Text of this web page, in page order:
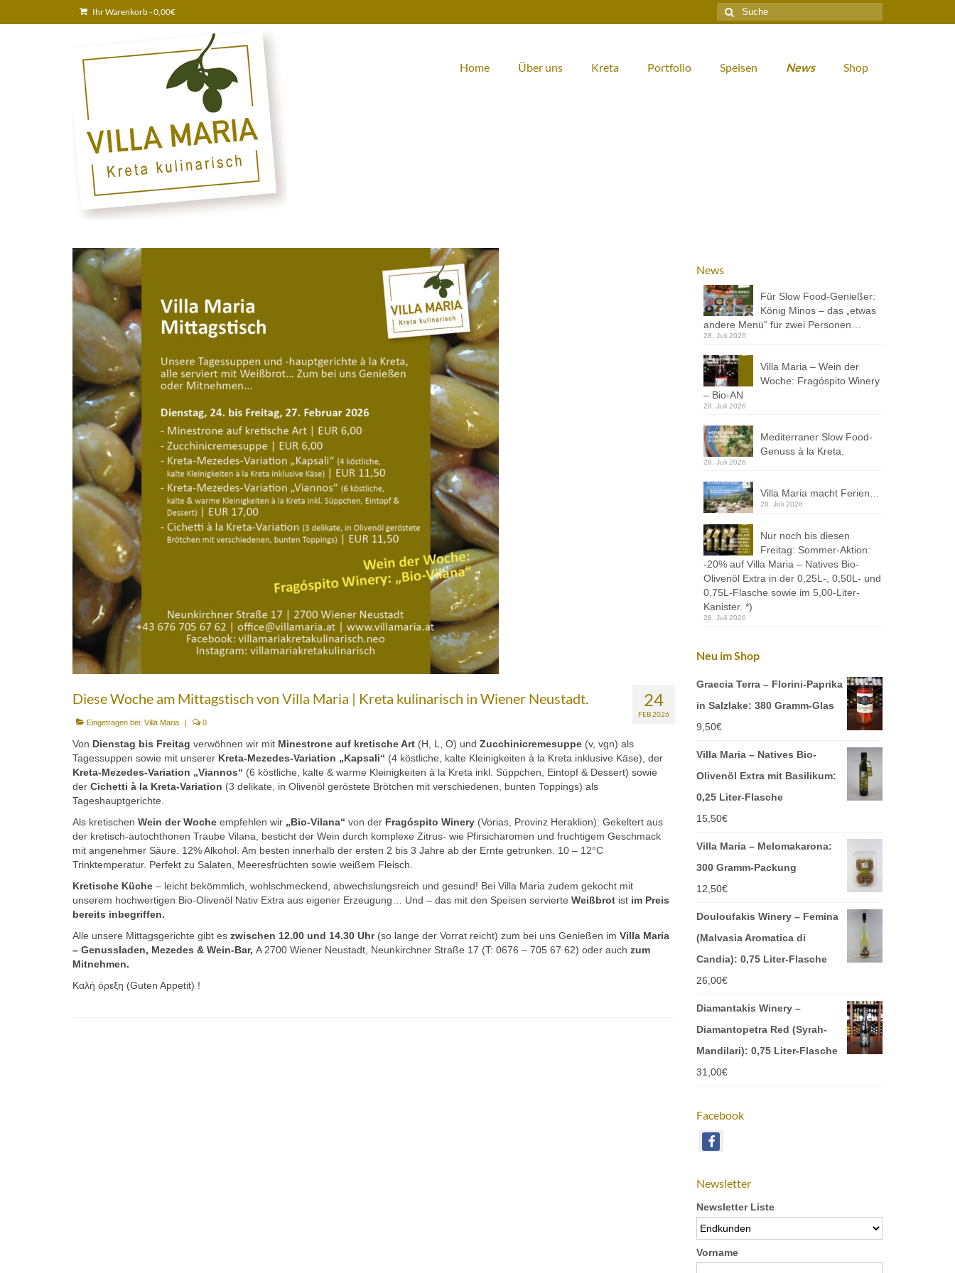
Ihr Warenkorb-0,00€
Suche
nach:
Home Über uns Kreta Portfolio Speisen News Shop
24
FEB 2026
Diese Woche am Mittagstisch von Villa Maria | Kreta kulinarisch in Wiener Neustadt.
Eingetragen bei: Villa Maria | 0
Von Dienstag bis Freitag verwöhnen wir mit Minestrone auf kretische Art (H, L, O) und Zucchinicremesuppe (v, vgn) als
Tagessuppen sowie mit unserer Kreta-Mezedes-Variation „Kapsali“ (4 köstliche, kalte Kleinigkeiten à la Kreta inklusive Käse), der
Kreta-Mezedes-Variation „Viannos“ (6 köstliche, kalte & warme Kleinigkeiten à la Kreta inkl. Süppchen, Eintopf & Dessert) sowie
der Cichetti à la Kreta-Variation (3 delikate, in Olivenöl geröstete Brötchen mit verschiedenen, bunten Toppings) als
Tageshauptgerichte.
Als kretischen Wein der Woche empfehlen wir „Bio-Vilana“ von der Fragóspito Winery (Vorias, Provinz Heraklion): Gekeltert aus
der kretisch-autochthonen Traube Vilana, besticht der Wein durch komplexe Zitrus- wie Pfirsicharomen und fruchtigem Geschmack
mit angenehmer Säure. 12% Alkohol. Am besten innerhalb der ersten 2 bis 3 Jahre ab der Ernte getrunken. 10 – 12°C
Trinktemperatur. Perfekt zu Salaten, Meeresfrüchten sowie weißem Fleisch.
Kretische Küche – leicht bekömmlich, wohlschmeckend, abwechslungsreich und gesund! Bei Villa Maria zudem gekocht mit
unserem hochwertigen Bio-Olivenöl Nativ Extra aus eigener Erzeugung… Und – das mit den Speisen servierte Weißbrot ist im Preis
bereits inbegriffen.
Alle unsere Mittagsgerichte gibt es zwischen 12.00 und 14.30 Uhr(so lange der Vorrat reicht) zum bei uns Genießen im Villa Maria
– Genussladen, Mezedes & Wein-Bar, A 2700 Wiener Neustadt, Neunkirchner Straße 17 (T: 0676 – 705 67 62) oder auch zum
Mitnehmen.
Καλή όρεξη (Guten Appetit) !
News
Für Slow Food-Genießer:
König Minos – das „etwas
andere Menü“ für zwei Personen…
28. Juli 2026
Villa Maria – Wein der
Woche: Fragóspito Winery
– Bio-AN
28. Juli 2026
Mediterraner Slow Food-
Genuss à la Kreta.
28. Juli 2026
Villa Maria macht Ferien…
28. Juli 2026
Nur noch bis diesen
Freitag: Sommer-Aktion:
-20% auf Villa Maria – Natives Bio-
Olivenöl Extra in der 0,25L-, 0,50L- und
0,75L-Flasche sowie im 5,00-Liter-
Kanister. *)
28. Juli 2026
Neu im Shop
Graecia Terra – Florini-Paprika
in Salzlake: 380 Gramm-Glas
9,50€
Villa Maria – Natives Bio-
Olivenöl Extra mit Basilikum:
0,25 Liter-Flasche
15,50€
Villa Maria – Melomakarona:
300 Gramm-Packung
12,50€
Douloufakis Winery – Femina
(Malvasia Aromatica di
Candia): 0,75 Liter-Flasche
26,00€
Diamantakis Winery –
Diamantopetra Red (Syrah-
Mandilari): 0,75 Liter-Flasche
31,00€
Facebook
Newsletter
Newsletter Liste
Vorname